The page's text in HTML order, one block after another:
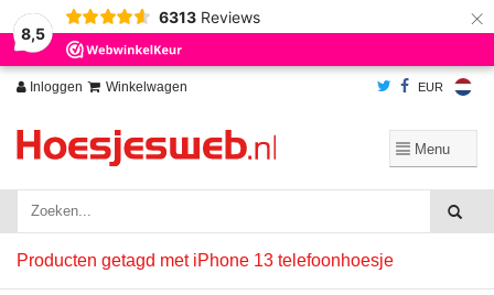
8,5
6313 Reviews ×
Inloggen Winkelwagen EUR
Producten getagd met iPhone 13 telefoonhoesje
Wij slaan cookies op om onze website te verbeteren. Is dat akkoord?
Ja
Nee